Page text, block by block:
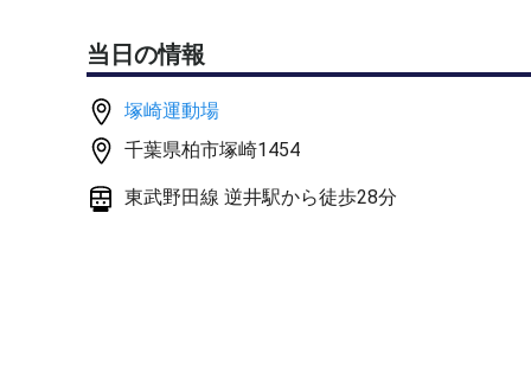
球出し(送球)も、コンチネンタルグリップを用いた
週1回続ければ、年間で約62,400回のボールタッチ
② 自分だけの「特訓メニュー」が組める
「バックハンドのハイボレーだけをひたすら打ちた
「苦手なチャンスボールの叩き込みを集中してやり
など、あなただけの課題にピンポイントで取り組め
当日の情報
塚崎運動場
千葉県柏市塚崎1454
東武野田線 逆井駅から徒歩28分